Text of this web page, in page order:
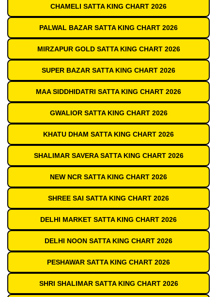
CHAMELI SATTA KING CHART 2026
PALWAL BAZAR SATTA KING CHART 2026
MIRZAPUR GOLD SATTA KING CHART 2026
SUPER BAZAR SATTA KING CHART 2026
MAA SIDDHIDATRI SATTA KING CHART 2026
GWALIOR SATTA KING CHART 2026
KHATU DHAM SATTA KING CHART 2026
SHALIMAR SAVERA SATTA KING CHART 2026
NEW NCR SATTA KING CHART 2026
SHREE SAI SATTA KING CHART 2026
DELHI MARKET SATTA KING CHART 2026
DELHI NOON SATTA KING CHART 2026
PESHAWAR SATTA KING CHART 2026
SHRI SHALIMAR SATTA KING CHART 2026